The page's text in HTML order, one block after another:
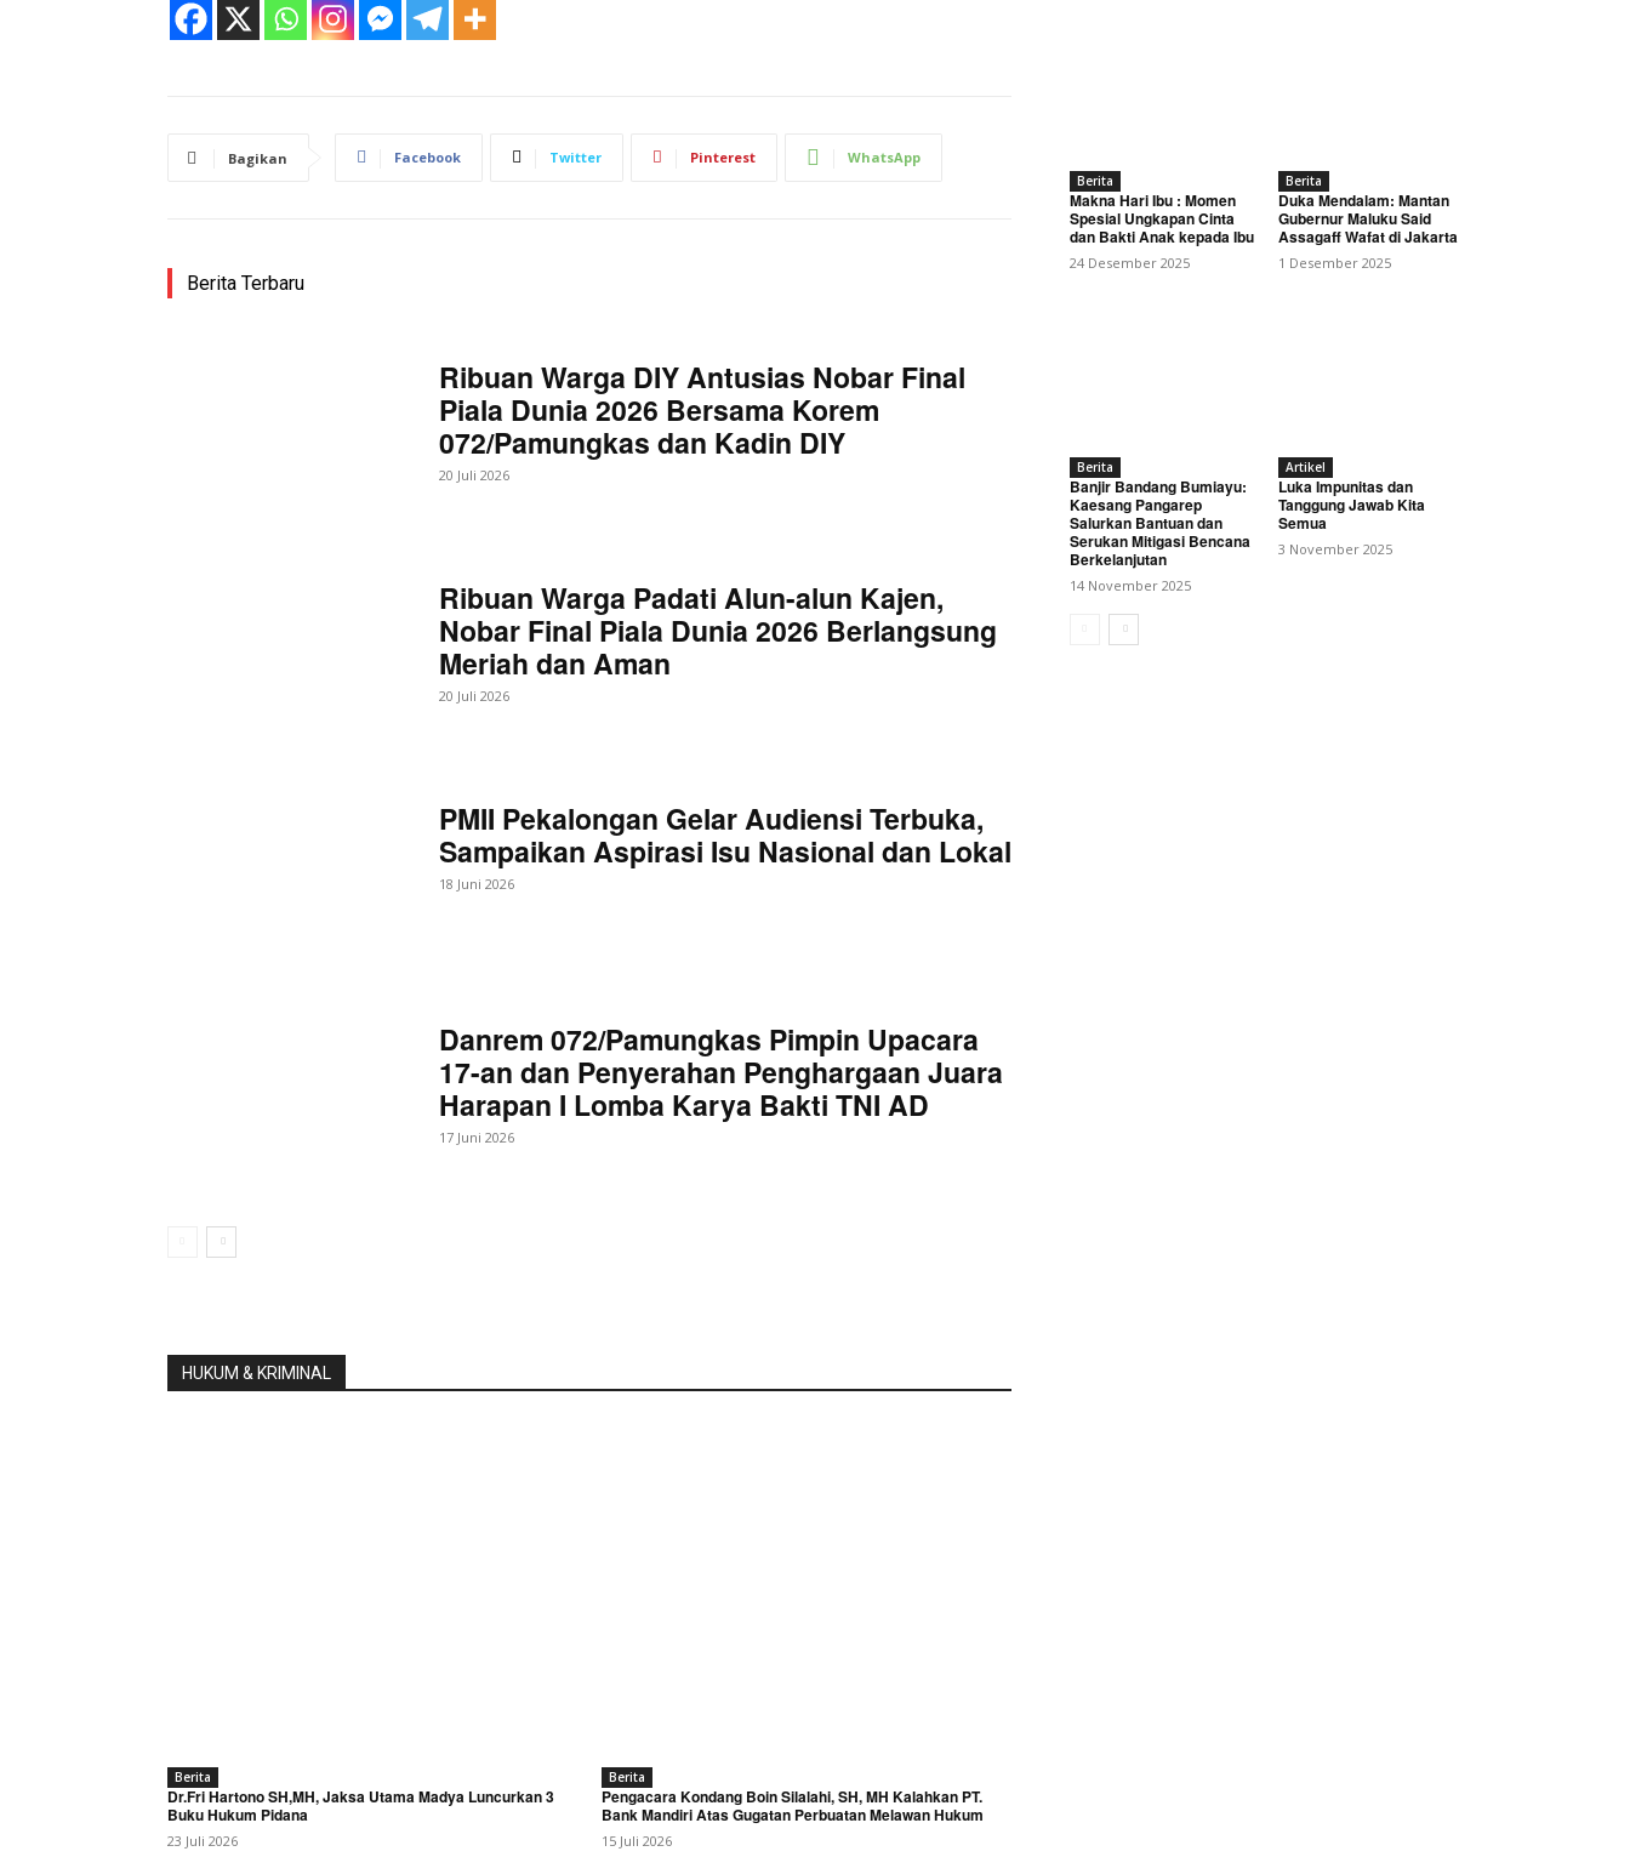
Bagikan Facebook Twitter Pinterest WhatsApp
Berita Terbaru
Ribuan Warga DIY Antusias Nobar Final
Piala Dunia 2026 Bersama Korem
072/Pamungkas dan Kadin DIY
20 Juli 2026
Ribuan Warga Padati Alun-alun Kajen,
Nobar Final Piala Dunia 2026 Berlangsung
Meriah dan Aman
20 Juli 2026
PMII Pekalongan Gelar Audiensi Terbuka,
Sampaikan Aspirasi Isu Nasional dan Lokal
18 Juni 2026
Danrem 072/Pamungkas Pimpin Upacara
17-an dan Penyerahan Penghargaan Juara
Harapan I Lomba Karya Bakti TNI AD
17 Juni 2026
HUKUM & KRIMINAL
Berita
Dr.Fri Hartono SH,MH, Jaksa Utama Madya Luncurkan 3
Buku Hukum Pidana
23 Juli 2026
Berita
Pengacara Kondang Boin Silalahi, SH, MH Kalahkan PT.
Bank Mandiri Atas Gugatan Perbuatan Melawan Hukum
15 Juli 2026
Berita
Makna Hari Ibu : Momen
Spesial Ungkapan Cinta
dan Bakti Anak kepada Ibu
24 Desember 2025
Berita
Duka Mendalam: Mantan
Gubernur Maluku Said
Assagaff Wafat di Jakarta
1 Desember 2025
Berita
Banjir Bandang Bumiayu:
Kaesang Pangarep
Salurkan Bantuan dan
Serukan Mitigasi Bencana
Berkelanjutan
14 November 2025
Artikel
Luka Impunitas dan
Tanggung Jawab Kita
Semua
3 November 2025